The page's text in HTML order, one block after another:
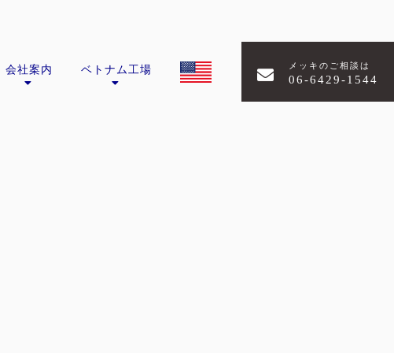
会社案内 ベトナム工場 メッキのご相談は
06-6429-1544